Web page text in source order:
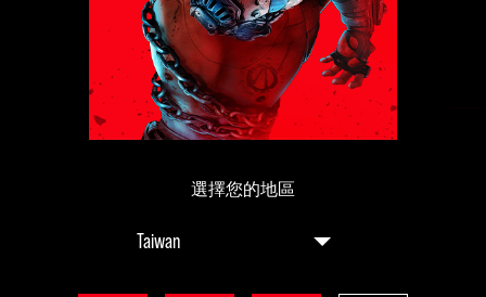
選擇您的地區